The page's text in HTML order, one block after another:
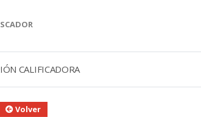
CALIFICADORA
Volver